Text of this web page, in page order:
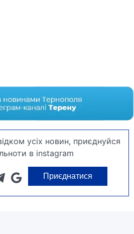
усіх новин, приєднуйся
в instagram
Приєднатися